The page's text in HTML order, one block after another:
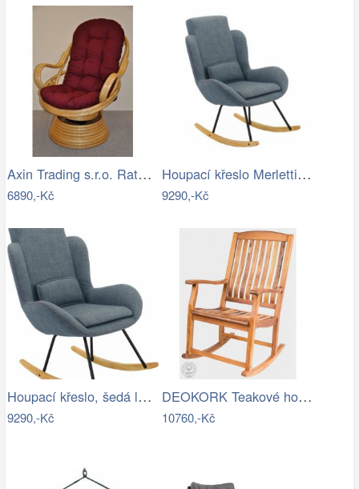
Axin Trading s.r.o. Ratanové houpací…
6890,-Kč
Houpací křeslo Merletti, látka šedá
9290,-Kč
Houpací křeslo, šedá látka / dřevo,…
9290,-Kč
DEOKORK Teakové houpací křeslo CLAUDIO
10760,-Kč